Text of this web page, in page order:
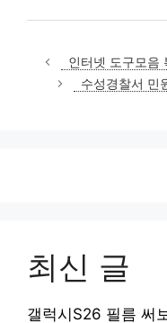
인터넷 도구모음
수성경찰서 민
최신 글
갤럭시S26 필름 써